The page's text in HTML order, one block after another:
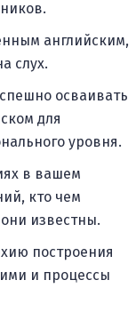
английским,
слух.
осваивать
для
уровня.
в вашем
кто чем
известны.
построения
и процессы